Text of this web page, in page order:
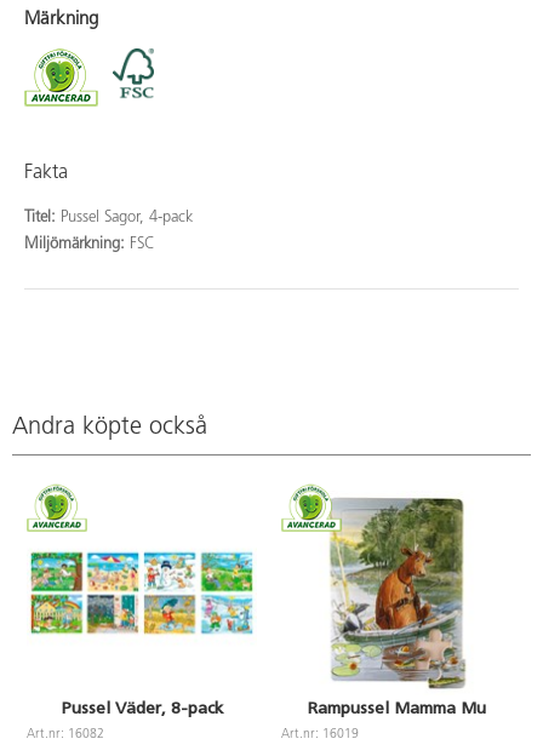
Märkning
Fakta
Titel: Pussel Sagor, 4-pack
Miljömärkning: FSC
Andra köpte också
Pussel Väder, 8-pack
Art.nr: 16082
Rampussel Mamma Mu
Art.nr: 16019